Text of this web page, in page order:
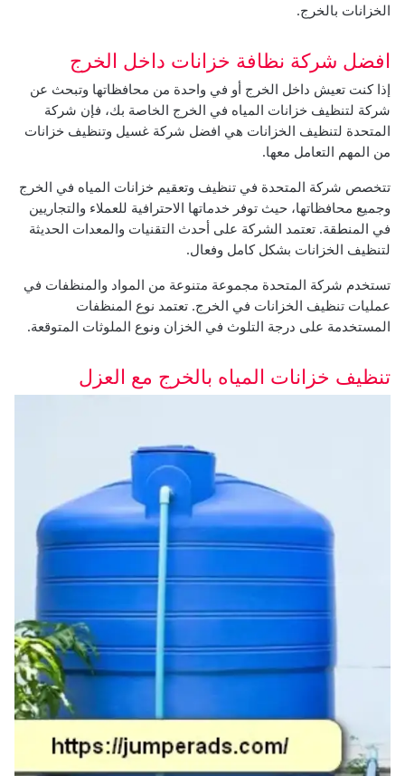
الخزانات بالخرج.
افضل شركة نظافة خزانات داخل الخرج
إذا كنت تعيش داخل الخرج أو في واحدة من محافظاتها وتبحث عن
شركة لتنظيف خزانات المياه في الخرج الخاصة بك، فإن شركة
المتحدة لتنظيف الخزانات هي افضل شركة غسيل وتنظيف خزانات
من المهم التعامل معها.
تتخصص شركة المتحدة في تنظيف وتعقيم خزانات المياه في الخرج
وجميع محافظاتها، حيث توفر خدماتها الاحترافية للعملاء والتجاريين
في المنطقة. تعتمد الشركة على أحدث التقنيات والمعدات الحديثة
لتنظيف الخزانات بشكل كامل وفعال.
تستخدم شركة المتحدة مجموعة متنوعة من المواد والمنظفات في
عمليات تنظيف الخزانات في الخرج. تعتمد نوع المنظفات
المستخدمة على درجة التلوث في الخزان ونوع الملوثات المتوقعة.
تنظيف خزانات المياه بالخرج مع العزل